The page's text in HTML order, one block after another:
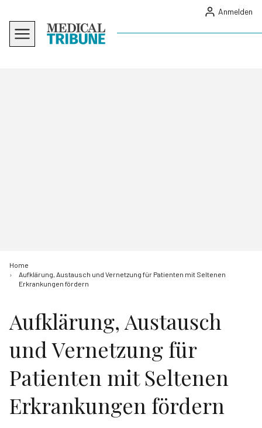
Anmelden
Home
Aufklärung, Austausch und Vernetzung für Patienten mit Seltenen
Erkrankungen fördern
Aufklärung, Austausch
und Vernetzung für
Patienten mit Seltenen
Erkrankungen fördern